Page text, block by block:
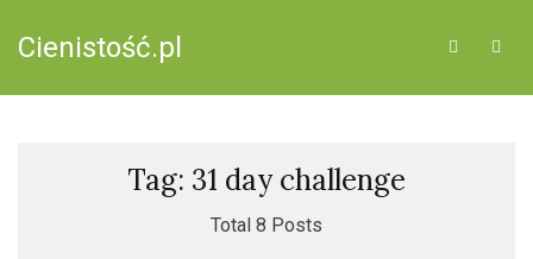
Cienistość.pl
Tag: 31 day challenge
Total 8 Posts